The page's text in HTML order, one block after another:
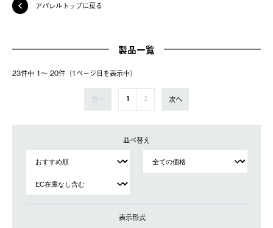
アパレルトップに戻る
製品一覧
23件中 1〜 20件（1ページ⽬を表⽰中）
前へ 1 2 次へ
並べ替え
表示形式